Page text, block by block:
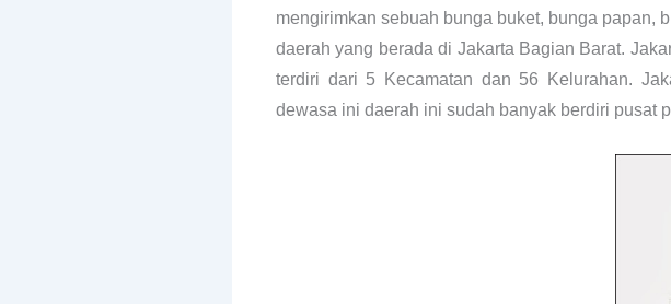
mengirimkan sebuah bunga buket, bunga papan,
daerah yang berada di Jakarta Bagian Barat.
terdiri dari 5 Kecamatan dan 56 Kelurahan.
dewasa ini daerah ini sudah banyak berdiri pusat